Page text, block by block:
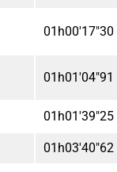
01h00'17"30
01h01'04"91
01h01'39"25
01h03'40"62